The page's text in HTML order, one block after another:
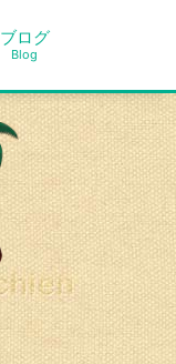
ブログ
Blog